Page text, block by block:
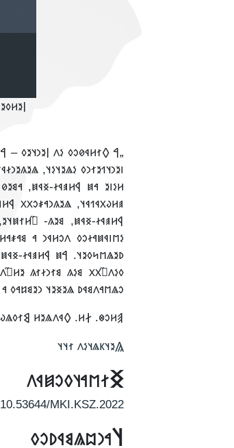
𐳏𐳁𐳯𐳐 𐳪𐳢𐳀𐳖𐳓𐳛𐳇𐳜𐳐𐳙𐳓 𐳋𐳤
𐳀 𐳓𐳛𐳢𐳦, 𐳀𐳘𐳉𐳗𐳂𐳉𐳙 𐳋𐳖𐳦𐳉𐳓.
𐳘𐳀 𐳘𐳀𐳎𐳀𐳢𐳙𐳀𐳓 𐳙𐳉𐳮𐳉𐳯𐳭𐳙𐳓.
𐲐𐳤𐳦𐳮𐳁𐳙 𐳏𐳛𐳯𐳦𐳀 𐳖𐳋𐳦𐳢𐳉.
𐳦𐳛𐳮𐳁𐳂𐳂 𐳞𐳢𐳞𐳓𐳑𐳦𐳉𐳦𐳦𐳉.
𐳓𐳪𐳖𐳦𐳫𐳢𐳁𐳒𐳪𐳓𐳀𐳦,
𐳋𐳤 𐳉𐳎 𐳋𐳮𐳉𐳯𐳢𐳉𐳇𐳇𐳉𐳖
𐳀 𐲓𐳁𐳢𐳠𐳁𐳦-𐳘𐳉𐳇𐳉𐳙𐳄𐳋𐳂𐳉𐳙.
𐳋𐳢𐳇𐳉𐳓𐳖𐳛̋𐳇𐳛̋𐳓 𐳥𐳁𐳘𐳁𐳢𐳀 𐳐𐳤.”
𐲇𐳢. 𐲓𐳁𐳤𐳖𐳉𐳢 𐲘𐳐𐳓𐳖𐳜𐳤
𐲖𐳉𐳦𐳞𐳖𐳦𐳋𐳤 𐳐𐳦𐳦
‮𐲏𐳐𐳮𐳀𐳦𐳓𐳛𐳯𐳁𐳤
MKI.KSZ.2022
‮𐲦𐳀𐳙𐳪𐳖𐳘𐳁𐳚𐳛𐳓